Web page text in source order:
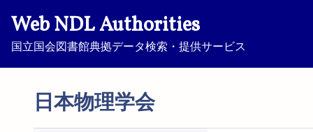
Web NDL Authorities
国立国会図書館典拠データ検索・提供サービス
日本物理学会